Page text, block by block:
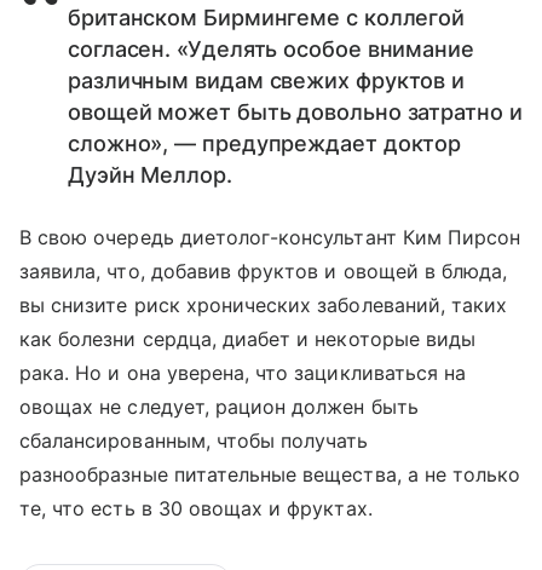
британском Бирмингеме с коллегой
согласен. «Уделять особое внимание
различным видам свежих фруктов и
овощей может быть довольно затратно и
сложно», — предупреждает доктор
Дуэйн Меллор.
В свою очередь диетолог-консультант Ким Пирсон
заявила, что, добавив фруктов и овощей в блюда,
вы снизите риск хронических заболеваний, таких
как болезни сердца, диабет и некоторые виды
рака. Но и она уверена, что зацикливаться на
овощах не следует, рацион должен быть
сбалансированным, чтобы получать
разнообразные питательные вещества, а не только
те, что есть в 30 овощах и фруктах.